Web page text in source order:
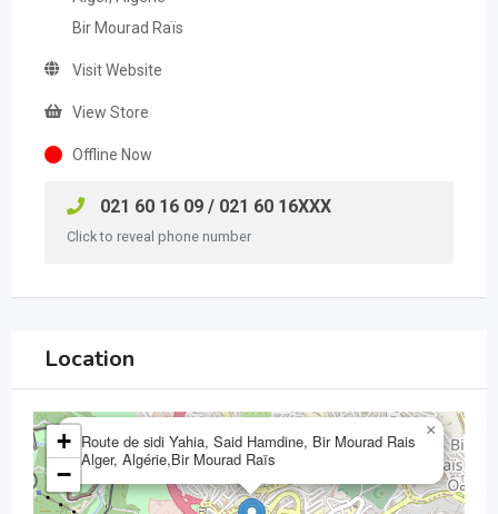
Bir Mourad Raïs
Visit Website
View Store
Offline Now
021 60 16 09 / 021 60 16XXX
Click to reveal phone number
Location
Route de sidi Yahia, Said Hamdine, Bir Mourad Rais
Alger, Algérie,Bir Mourad Raïs
×
+
−